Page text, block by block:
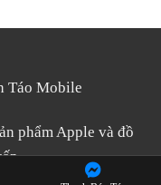
Táo Mobile
phẩm Apple và đồ